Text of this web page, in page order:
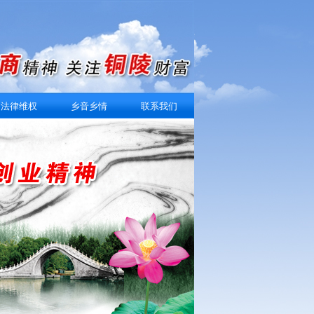
法律维权 乡音乡情 联系我们